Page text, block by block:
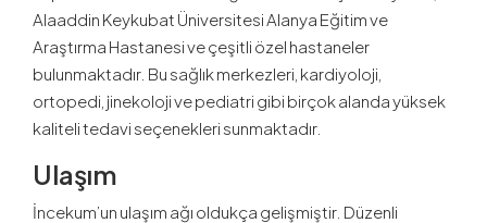
Alaaddin Keykubat Üniversitesi Alanya Eğitim ve
Araştırma Hastanesi ve çeşitli özel hastaneler
bulunmaktadır. Bu sağlık merkezleri, kardiyoloji,
ortopedi, jinekoloji ve pediatri gibi birçok alanda yüksek
kaliteli tedavi seçenekleri sunmaktadır.
Ulaşım
İncekum’un ulaşım ağı oldukça gelişmiştir. Düzenli